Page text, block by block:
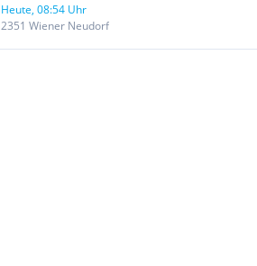
Heute, 08:54 Uhr
2351 Wiener Neudorf